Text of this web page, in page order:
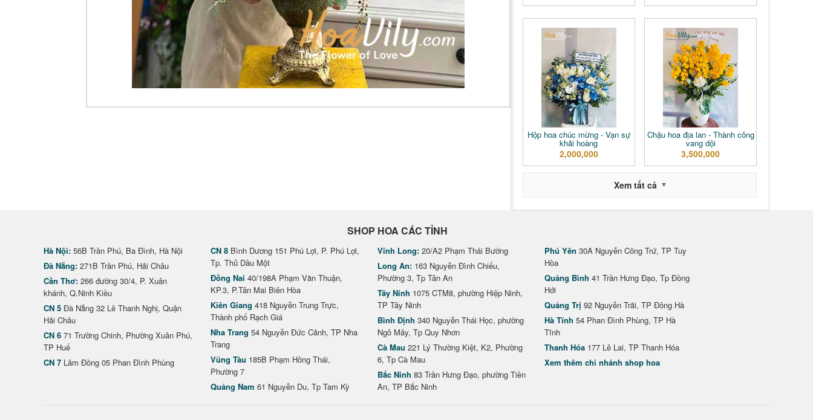
Hộp hoa chúc mừng - Vạn sự
khải hoàng
2,000,000
Chậu hoa địa lan - Thành công
vang dội
3,500,000
Xem tất cả
SHOP HOA CÁC TỈNH
Hà Nội: 56B Trần Phú, Ba Đình, Hà Nội
Đà Nẵng: 271B Trần Phú, Hải Châu
Cần Thơ: 266 đường 30/4, P. Xuân
khánh, Q.Ninh Kiều
CN 5 Đà Nẵng 32 Lê Thanh Nghị, Quận
Hải Châu
CN 6 71 Trường Chinh, Phường Xuân Phú,
TP Huế
CN 7 Lâm Đồng 05 Phan Đình Phùng
CN 8 Bình Dương 151 Phú Lợi, P. Phú Lợi,
Tp. Thủ Dầu Một
Đồng Nai 40/198A Phạm Văn Thuận,
KP.3, P.Tân Mai Biên Hòa
Kiên Giang 418 Nguyễn Trung Trực,
Thành phố Rạch Giá
Nha Trang 54 Nguyễn Đức Cảnh, TP Nha
Trang
Vũng Tàu 185B Phạm Hồng Thái,
Phường 7
Quảng Nam 61 Nguyễn Du, Tp Tam Kỳ
Vĩnh Long: 20/A2 Phạm Thái Bường
Long An: 163 Nguyễn Đình Chiểu,
Phường 3, Tp Tân An
Tây Ninh 1075 CTM8, phường Hiệp Ninh,
TP Tây Ninh
Bình Định 340 Nguyễn Thái Học, phường
Ngô Mây, Tp Quy Nhơn
Cà Mau 221 Lý Thường Kiệt, K2, Phường
6, Tp Cà Mau
Bắc Ninh 83 Trần Hưng Đạo, phường Tiền
An, TP Bắc Ninh
Phú Yên 30A Nguyễn Công Trứ, TP Tuy
Hòa
Quảng Bình 41 Trần Hưng Đạo, Tp Đồng
Hới
Quảng Trị 92 Nguyễn Trãi, TP Đông Hà
Hà Tĩnh 54 Phan Đình Phùng, TP Hà
Tĩnh
Thanh Hóa 177 Lê Lai, TP Thanh Hóa
Xem thêm chi nhánh shop hoa